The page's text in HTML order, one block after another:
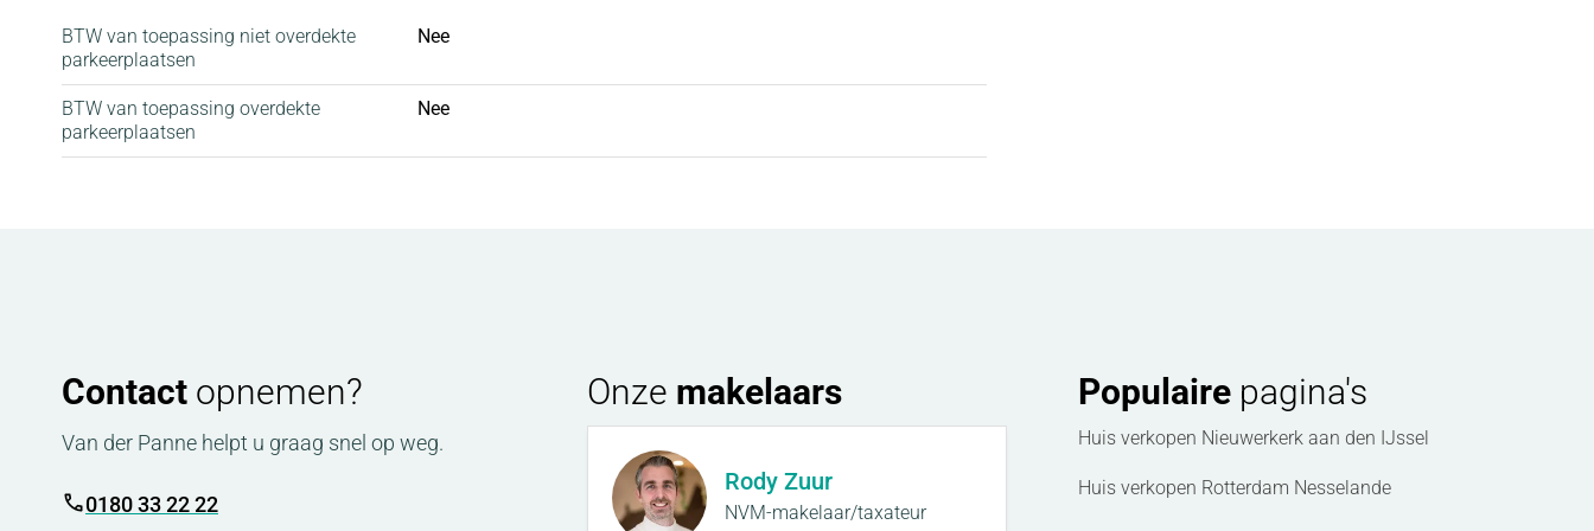
verbruikt volgt er op basis van feitelijk gebruik een nabetaling.
Waarborgsom:
Er is een waarborgsom verschuldigd ter hoogte van 3 maanden huur.
- met PVC afgewerkte vloeren;
- plafondhoogte ca. 3,38 meter;
- gezamenlijke keuken;
BTW van toepassing niet overdekte
parkeerplaatsen
Nee
BTW van toepassing overdekte
parkeerplaatsen
Nee
Contact opnemen?
Van der Panne helpt u graag snel op weg.
0180 33 22 22
Onze makelaars
Rody Zuur
NVM-makelaar/taxateur
Populairepagina's
Huis verkopen Nieuwerkerk aan den IJssel
Huis verkopen Rotterdam Nesselande